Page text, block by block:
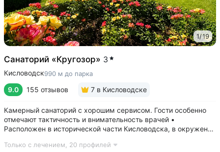
1/19
Санаторий «Кругозор» 3
Кисловодск990 м до парка
9.0 155 отзывов 7 в Кисловодске
Камерный санаторий с хорошим сервисом. Гости особенно
отмечают тактичность и внимательность врачей •
Расположен в исторической части Кисловодска, в окружении
лестницы и входа в Курортный парк • Территория 3,2 га
Только с лечением, 20 профилей